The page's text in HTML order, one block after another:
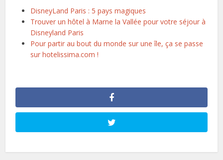
DisneyLand Paris : 5 pays magiques
Trouver un hôtel à Marne la Vallée pour votre séjour à
Disneyland Paris
Pour partir au bout du monde sur une île, ça se passe
sur hotelissima.com !